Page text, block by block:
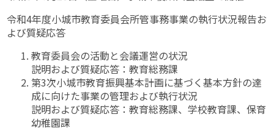
令和4年度小城市教育委員会所管事務事業の執行状況報告お
よび質疑応答
教育委員会の活動と会議運営の状況
説明および質疑応答：教育総務課
第3次小城市教育振興基本計画に基づく基本方針の達
成に向けた事業の管理および執行状況
説明および質疑応答：教育総務課、学校教育課、保育
幼稚園課